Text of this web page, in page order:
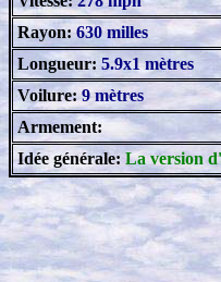
Rayon: 630 milles
Longueur: 5.9x1 mètres
Voilure:9 mètres
Armement:
Idée générale: La version